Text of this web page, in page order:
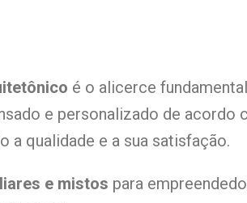
é o alicerce
e personalizado de acordo
a qualidade e a sua satisfação.
e mistos para